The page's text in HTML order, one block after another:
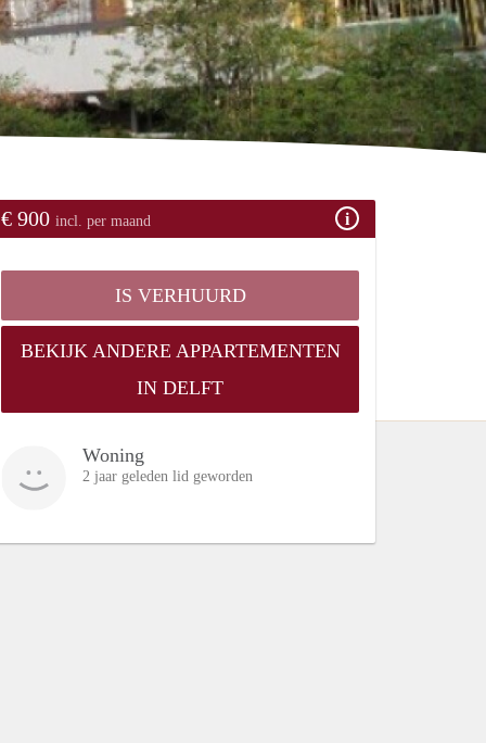
€ 900 incl. per maand
IS VERHUURD
BEKIJK ANDERE APPARTEMENTEN
IN DELFT
Woning
2 jaar geleden lid geworden